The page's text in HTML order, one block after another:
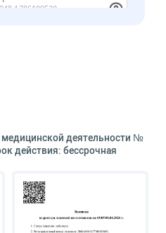
деятельности №
действия: бессрочная